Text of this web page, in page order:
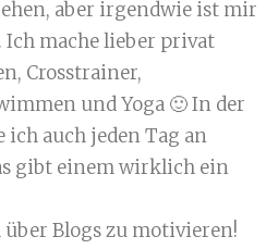
aber irgendwie ist mir
Ich mache lieber privat
Crosstrainer,
und Yoga 🙂 In der
ich auch jeden Tag an
gibt einem wirklich ein
über Blogs zu motivieren!